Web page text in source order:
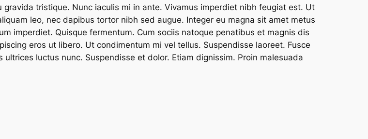
tristique. Nunc iaculis mi in ante. Vivamus imperdiet nibh feugiat est. Ut
leo, nec dapibus tortor nibh sed augue. Integer eu magna sit amet metus
imperdiet. Quisque fermentum. Cum sociis natoque penatibus et magnis dis
eros ut libero. Ut condimentum mi vel tellus. Suspendisse laoreet. Fusce
luctus nunc. Suspendisse et dolor. Etiam dignissim. Proin malesuada